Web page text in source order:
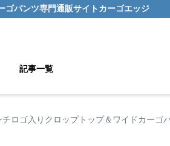
ゴパンツ専門通販サイト カーゴエッジ
記事一覧
チロゴ入りクロップトップ＆ワイドカーゴ